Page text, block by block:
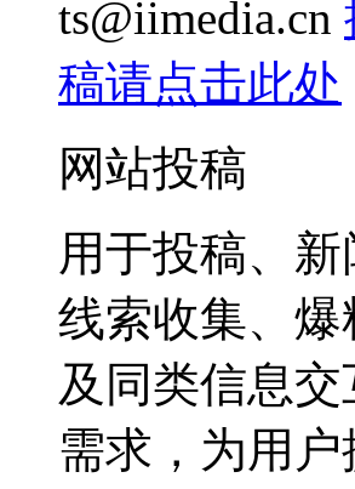
ts@iimedia.cn
稿请点击此处
网站投稿
用于投稿、新
线索收集、爆
及同类信息交
需求，为用户